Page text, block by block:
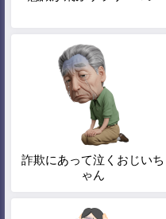
詐欺にあって泣くおじいち
ゃん